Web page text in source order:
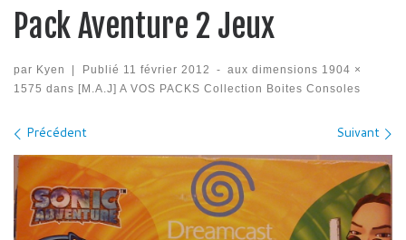
Pack Aventure 2 Jeux
par Kyen | Publié 11 février 2012 - aux dimensions 1904 ×
1575 dans [M.A.J] A VOS PACKS Collection Boites Consoles
Navigation des images
Précédent Suivant